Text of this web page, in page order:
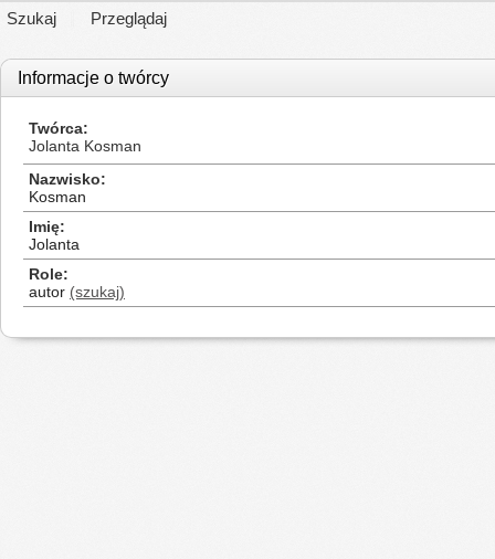
Szukaj Przeglądaj
Informacje o twórcy
Twórca
Jolanta Kosman
Nazwisko
Kosman
Imię
Jolanta
Role
autor (szukaj)